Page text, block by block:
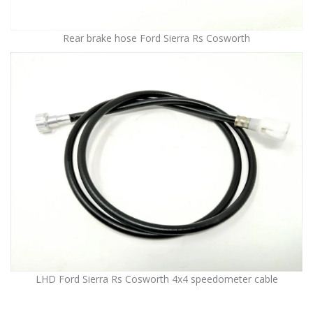
Rear brake hose Ford Sierra Rs Cosworth
LHD Ford Sierra Rs Cosworth 4x4 speedometer cable